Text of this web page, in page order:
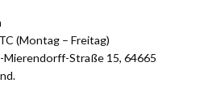
(Montag – Freitag)
Mierendorff-Straße 15, 64665